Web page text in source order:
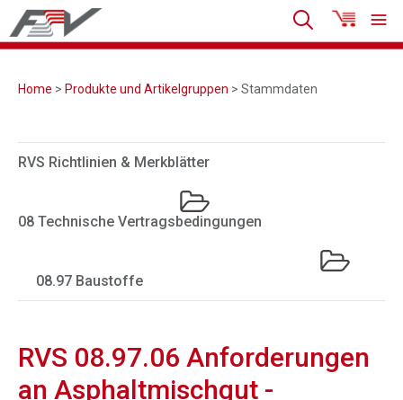
Home > Produkte und Artikelgruppen > Stammdaten
RVS Richtlinien & Merkblätter
08 Technische Vertragsbedingungen
08.97 Baustoffe
RVS 08.97.06 Anforderungen
an Asphaltmischgut -